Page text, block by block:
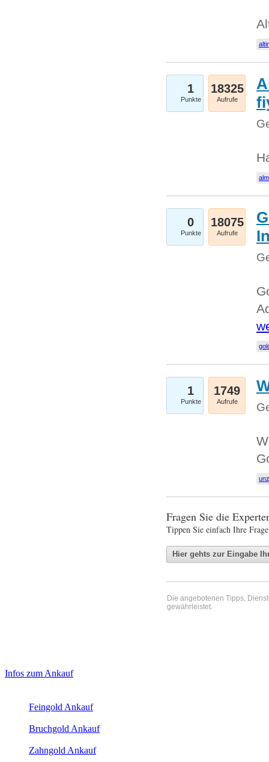
1
Punkte
18325
Aufrufe
0
Punkte
18075
Aufrufe
1
Punkte
1749
Aufrufe
Fragen Sie die
Tippen Sie einfach Ihre
Die angebotenen Tipps,
gewährleistet.
Sidebar
Infos zum Ankauf
Feingold Ankauf
Bruchgold Ankauf
Zahngold Ankauf